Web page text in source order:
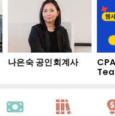
나은숙 공인회계사